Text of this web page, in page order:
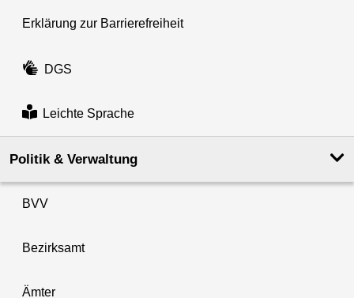
Erklärung zur Barrierefreiheit
DGS
Leichte Sprache
Politik & Verwaltung
BVV
Bezirksamt
Ämter